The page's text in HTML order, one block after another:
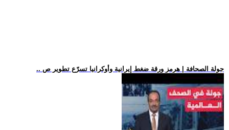
.. جولة الصحافة | هرمز ورقة ضغط إيرانية وأوكرانيا تسرّع تطوير ص